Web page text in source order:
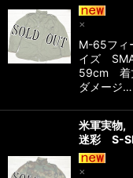
×
M-65フィ
イズ
59cm 着
ダメージ…
米軍実物
迷彩 S-
×